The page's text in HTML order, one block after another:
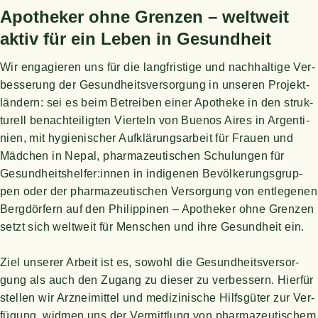
Apo­the­ker ohne Gren­zen – welt­weit
aktiv für ein Leben in Gesundheit
Wir enga­gie­ren uns für die lang­fris­ti­ge und nach­hal­ti­ge Ver­
bes­se­rung der Gesund­heits­ver­sor­gung in unse­ren Pro­jekt­
län­dern: sei es beim Betrei­ben einer Apo­the­ke in den struk­
tu­rell benach­tei­lig­ten Vier­teln von Bue­nos Aires in Argen­ti­
ni­en, mit hygie­ni­scher Auf­klä­rungs­ar­beit für Frau­en und
Mäd­chen in Nepal, phar­ma­zeu­ti­schen Schu­lun­gen für
Gesundheitshelfer:innen in indi­ge­nen Bevöl­ke­rungs­grup­
pen oder der phar­ma­zeu­ti­schen Ver­sor­gung von ent­le­ge­nen
Berg­dör­fern auf den Phil­ip­pi­nen – Apo­the­ker ohne Gren­zen
setzt sich welt­weit für Men­schen und ihre Gesund­heit ein.
Ziel unse­rer Arbeit ist es, sowohl die Gesund­heits­ver­sor­
gung als auch den Zugang zu die­ser zu ver­bes­sern. Hier­für
stel­len wir Arz­nei­mit­tel und medi­zi­ni­sche Hilfs­gü­ter zur Ver­